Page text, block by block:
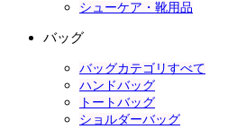
シューケア・靴用品
バッグ
バッグカテゴリすべて
ハンドバッグ
トートバッグ
ショルダーバッグ